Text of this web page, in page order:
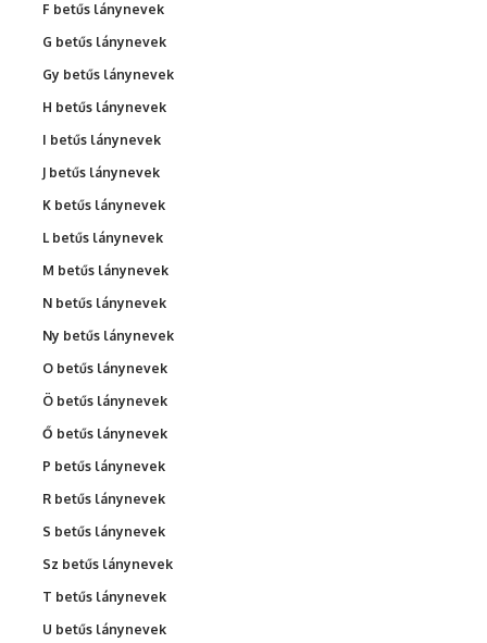
F betűs lánynevek
G betűs lánynevek
Gy betűs lánynevek
H betűs lánynevek
I betűs lánynevek
J betűs lánynevek
K betűs lánynevek
L betűs lánynevek
M betűs lánynevek
N betűs lánynevek
Ny betűs lánynevek
O betűs lánynevek
Ö betűs lánynevek
Ő betűs lánynevek
P betűs lánynevek
R betűs lánynevek
S betűs lánynevek
Sz betűs lánynevek
T betűs lánynevek
U betűs lánynevek